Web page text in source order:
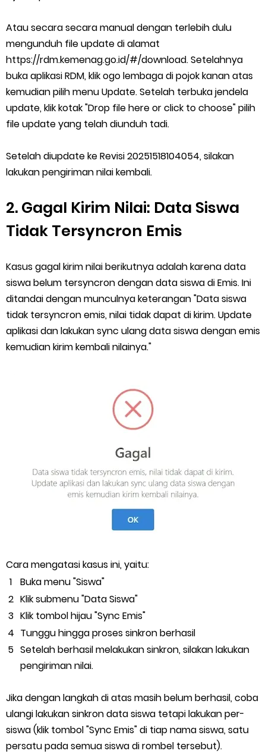
Atau secara secara manual dengan terlebih dulu
mengunduh file update di alamat
https://rdm.kemenag.go.id/#/download. Setelahnya
buka aplikasi RDM, klik ogo lembaga di pojok kanan atas
kemudian pilih menu Update. Setelah terbuka jendela
update, klik kotak "Drop file here or click to choose" pilih
file update yang telah diunduh tadi.
Setelah diupdate ke Revisi 20251518104054, silakan
lakukan pengiriman nilai kembali.
2. Gagal Kirim Nilai: Data Siswa
Tidak Tersyncron Emis
Kasus gagal kirim nilai berikutnya adalah karena data
siswa belum tersyncron dengan data siswa di Emis. Ini
ditandai dengan munculnya keterangan "Data siswa
tidak tersyncron emis, nilai tidak dapat di kirim. Update
aplikasi dan lakukan sync ulang data siswa dengan emis
kemudian kirim kembali nilainya."
Cara mengatasi kasus ini, yaitu:
Buka menu "Siswa"
Klik submenu "Data Siswa"
Klik tombol hijau "Sync Emis"
Tunggu hingga proses sinkron berhasil
Setelah berhasil melakukan sinkron, silakan lakukan
pengiriman nilai.
Jika dengan langkah di atas masih belum berhasil, coba
ulangi lakukan sinkron data siswa tetapi lakukan per-
siswa (klik tombol "Sync Emis" di tiap nama siswa, satu
persatu pada semua siswa di rombel tersebut).